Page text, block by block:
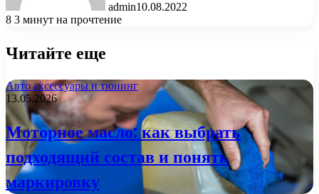
admin10.08.2022
8 3 минут на прочтение
Читайте еще
Авто аксессуары и тюнинг
13.05.2026
Моторное масло: как выбрать
подходящий состав и понять
маркировку